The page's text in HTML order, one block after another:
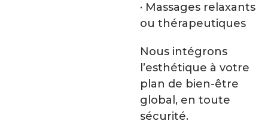
· Massages relaxants
ou thérapeutiques
Nous intégrons
l’esthétique à votre
plan de bien-être
global, en toute
sécurité.